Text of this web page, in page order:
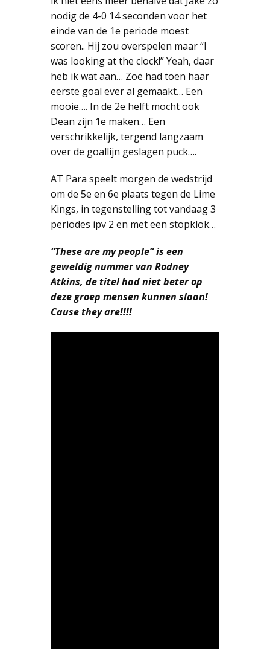
nodig de 4-0 14 seconden voor het
einde van de 1e periode moest
scoren.. Hij zou overspelen maar “I
was looking at the clock!” Yeah, daar
heb ik wat aan… Zoë had toen haar
eerste goal ever al gemaakt… Een
mooie…. In de 2e helft mocht ook
Dean zijn 1e maken… Een
verschrikkelijk, tergend langzaam
over de goallijn geslagen puck….
AT Para speelt morgen de wedstrijd
om de 5e en 6e plaats tegen de Lime
Kings, in tegenstelling tot vandaag 3
periodes ipv 2 en met een stopklok…
“These are my people” is een
geweldig nummer van Rodney
Atkins, de titel had niet beter op
deze groep mensen kunnen slaan!
Cause they are!!!!